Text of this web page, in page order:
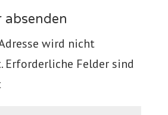
absenden
wird nicht
Erforderliche Felder sind